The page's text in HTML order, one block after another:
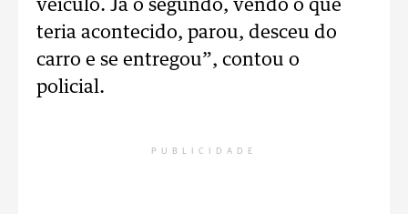
veículo. Já o segundo, vendo o que
teria acontecido, parou, desceu do
carro e se entregou”, contou o
policial.
PUBLICIDADE